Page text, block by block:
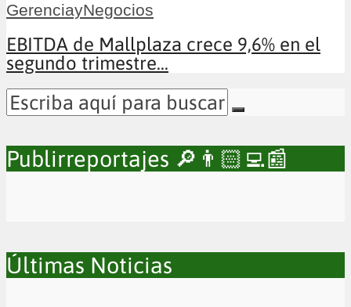
GerenciayNegocios
EBITDA de Mallplaza crece 9,6% en el
segundo trimestre...
Publirreportajes 🔎👨🏻‍💻📰
Últimas Noticias